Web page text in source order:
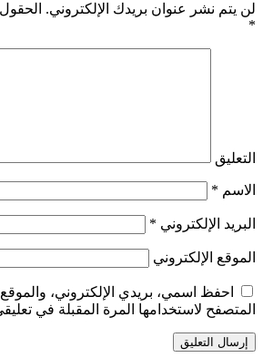
لن يتم نشر عنوان بريدك الإلكتروني.
*
التعليق
الاسم *
البريد الإلكتروني *
الموقع الإلكتروني
احفظ اسمي، بريدي الإلكتروني، والموقع
المتصفح لاستخدامها المرة المقبلة في